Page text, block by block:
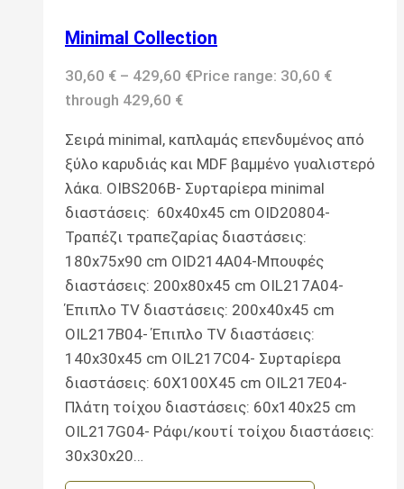
Minimal Collection
30,60 € – 429,60 €Price range: 30,60 €
through 429,60 €
Σειρά minimal, καπλαμάς επενδυμένος από
ξύλο καρυδιάς και MDF βαμμένο γυαλιστερό
λάκα. OIBS206B- Συρταρίερα minimal
διαστάσεις: 60x40x45 cm OID20804-
Τραπέζι τραπεζαρίας διαστάσεις:
180x75x90 cm OID214A04-Μπουφές
διαστάσεις: 200x80x45 cm OIL217A04-
Έπιπλο TV διαστάσεις: 200x40x45 cm
OIL217B04- Έπιπλο TV διαστάσεις:
140x30x45 cm OIL217C04- Συρταρίερα
διαστάσεις: 60X100X45 cm OIL217E04-
Πλάτη τοίχου διαστάσεις: 60x140x25 cm
OIL217G04- Ράφι/κουτί τοίχου διαστάσεις:
30x30x20…